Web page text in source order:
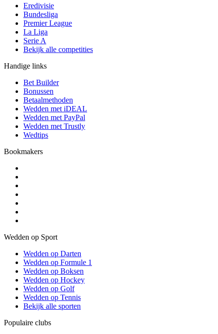
Eredivisie
Bundesliga
Premier League
La Liga
Serie A
Bekijk alle competities
Handige links
Bet Builder
Bonussen
Betaalmethoden
Wedden met iDEAL
Wedden met PayPal
Wedden met Trustly
Wedtips
Bookmakers
Wedden op Sport
Wedden op Darten
Wedden op Formule 1
Wedden op Boksen
Wedden op Hockey
Wedden op Golf
Wedden op Tennis
Bekijk alle sporten
Populaire clubs